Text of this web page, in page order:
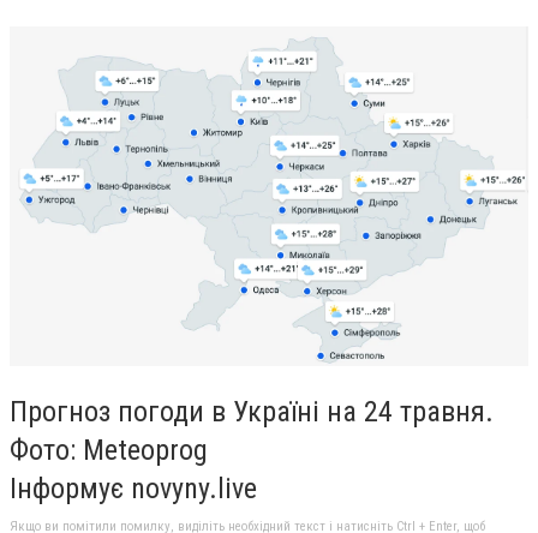
Прогноз погоди в Україні на 24 травня.
Фото: Meteoprog
Інформує novyny.live
Якщо ви помітили помилку, виділіть необхідний текст і натисніть Ctrl + Enter, щоб